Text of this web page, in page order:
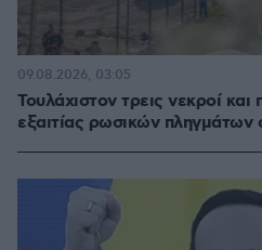
Τουλάχιστον τρεις νεκροί και
εξαιτίας ρωσικών πληγμάτων
09.08.2026, 03:05